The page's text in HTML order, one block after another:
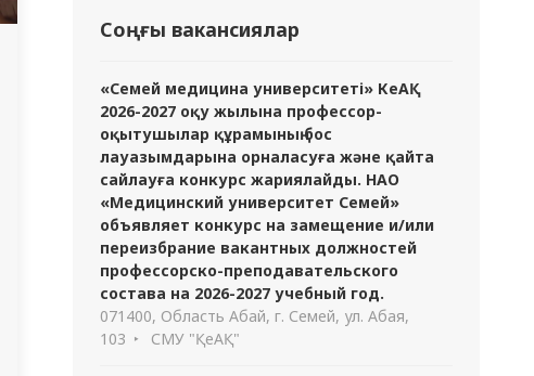
Соңғы вакансиялар
«Семей медицина университеті» КеАҚ
2026-2027 оқу жылына профессор-
оқытушылар құрамының бос
лауазымдарына орналасуға және қайта
сайлауға конкурс жариялайды. НАО
«Медицинский университет Семей»
объявляет конкурс на замещение и/или
переизбрание вакантных должностей
профессорско-преподавательского
состава на 2026-2027 учебный год.
071400, Область Абай, г. Семей, ул. Абая,
103
СМУ "ҚеАҚ"